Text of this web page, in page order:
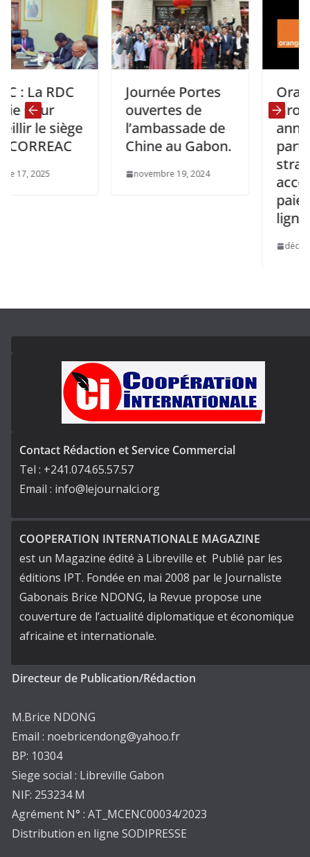
RDC
siège
Journée Portes
ouvertes de
l’ambassade de
Chine au Gabon.
novembre 19, 2024
Orange
Group et
partenariat
accélérer
ligne en
décembre 12,
Contact Rédaction et Service Commercial
Tel : +241.074.65.57.57
Email : info@lejournalci.org
COOPERATION INTERNATIONALE MAGAZINE
est un Magazine édité à Libreville et Publié par les
éditions IPT. Fondée en mai 2008 par le Journaliste
Gabonais Brice NDONG, la Revue propose une
couverture de l’actualité diplomatique et économique
africaine et internationale.
Directeur de Publication/Rédaction
M.Brice NDONG
Email : noebricendong@yahoo.fr
BP: 10304
Siege social : Libreville Gabon
NIF: 253234 M
Agrément N° : AT_MCENC00034/2023
Distribution en ligne SODIPRESSE